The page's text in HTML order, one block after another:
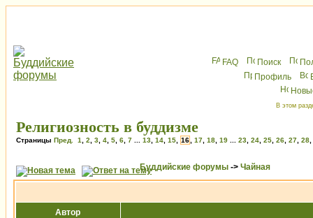
FAQ Поиск
Профиль
В этом
Религиозность в буддизме
Страницы Пред. 1 2 3 4 5 6 7 13 14 15 16 17 18 19 23 24 25 26 27 28
Буддийские форумы -> Чайная
Автор